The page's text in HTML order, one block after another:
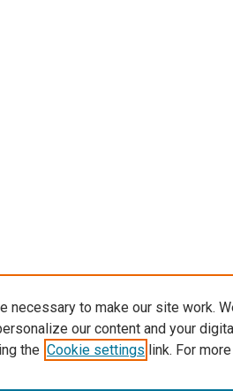
necessary to make our site work.
our content and your
the Cookie settings link. For